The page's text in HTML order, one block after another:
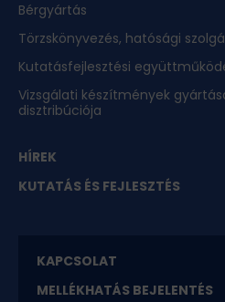
Bérgyártás
Törzskönyvezés, hatósági
Kutatásfejlesztési
Vizsgálati készítmények
disztribúciója
HÍREK
KUTATÁS ÉS FEJLESZTÉS
KAPCSOLAT
MELLÉKHATÁS BEJELENTÉS